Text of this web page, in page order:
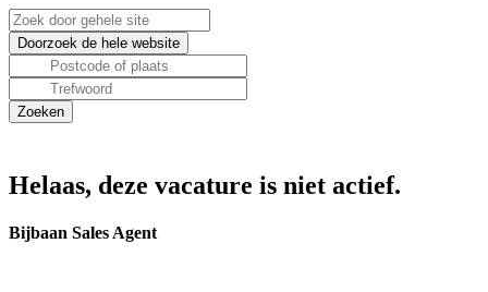
Helaas, deze vacature is niet actief.
Bijbaan Sales Agent